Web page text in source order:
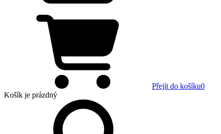
Přejít do košíku0
Košík je prázdný